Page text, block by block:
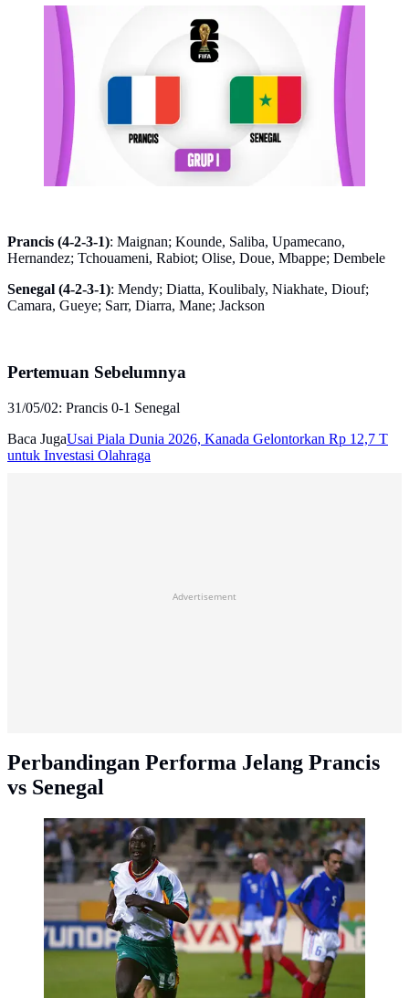
Timnas Prancis Vs Timnas Senegal di Piala Dunia
2026. (Bola.com/Dok.Bola.com).
Prancis (4-2-3-1): Maignan; Kounde, Saliba, Upamecano,
Hernandez; Tchouameni, Rabiot; Olise, Doue, Mbappe; Dembele
Senegal (4-2-3-1): Mendy; Diatta, Koulibaly, Niakhate, Diouf;
Camara, Gueye; Sarr, Diarra, Mane; Jackson
Pertemuan Sebelumnya
31/05/02: Prancis 0-1 Senegal
Baca JugaUsai Piala Dunia 2026, Kanada Gelontorkan Rp 12,7 T
untuk Investasi Olahraga
Advertisement
Perbandingan Performa Jelang Prancis
vs Senegal